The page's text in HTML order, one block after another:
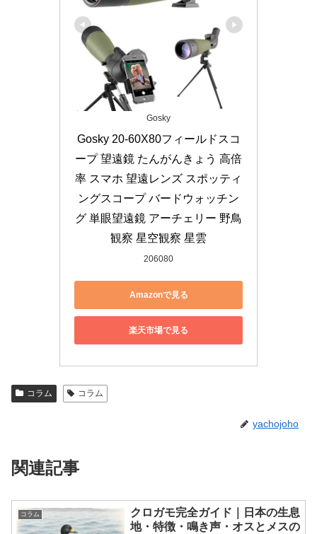
Gosky
Gosky 20-60X80フィールドスコ
ープ 望遠鏡 たんがんきょう 高倍
率 スマホ 望遠レンズ スポッティ
ングスコープ バードウォッチン
グ 単眼望遠鏡 アーチェリー 野鳥
観察 星空観察 星雲
206080
Amazonで見る
楽天市場で見る
コラム コラム
yachojoho
関連記事
コラム
クロガモ完全ガイド｜日本の生息
地・特徴・鳴き声・オスとメスの